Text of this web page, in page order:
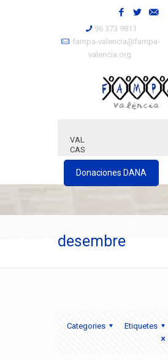
96 373 9811
fampa-valencia@fampa-
valencia.org
VAL
CAS
Donaciones DANA
desembre
Categories
Etiquetes